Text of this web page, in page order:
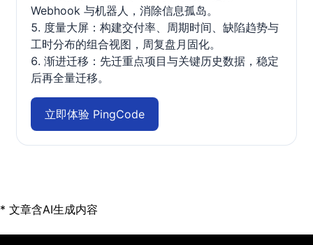
Webhook 与机器人，消除信息孤岛。
度量大屏：构建交付率、周期时间、缺陷趋势与
工时分布的组合视图，周复盘月固化。
渐进迁移：先迁重点项目与关键历史数据，稳定
后再全量迁移。
立即体验 PingCode
* 文章含AI生成内容